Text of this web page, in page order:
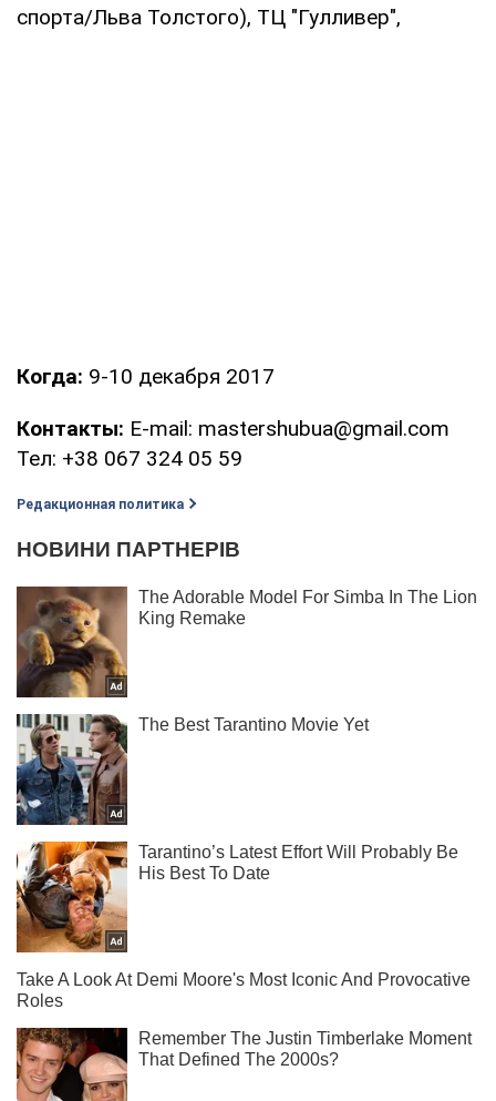
спорта/Льва Толстого), ТЦ "Гулливер",
Когда: 9-10 декабря 2017
Контакты: E-mail: mastershubua@gmail.com
Тел: +38 067 324 05 59
Редакционная политика